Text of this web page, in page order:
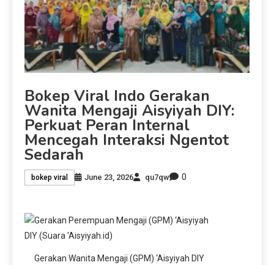
Bokep Viral Indo Gerakan
Wanita Mengaji Aisyiyah DIY:
Perkuat Peran Internal
Mencegah Interaksi Ngentot
Sedarah
bokep viral June 23, 2026 qu7qw 0
Gerakan Wanita Mengaji (GPM) ‘Aisyiyah DIY